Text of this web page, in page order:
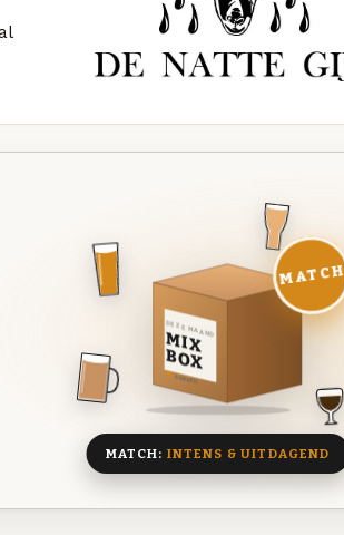
DEZE MAAND
MIX
BOX
8 BIEREN
MATCH
MATCH: INTENS & UITDAGEND